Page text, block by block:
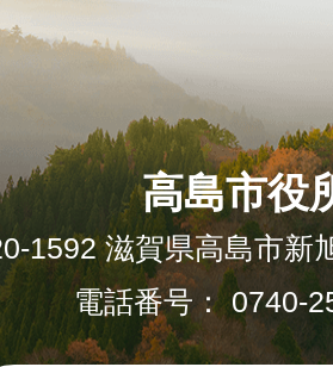
高島市役
1592 滋賀県高島市新
電話番号： 0740-